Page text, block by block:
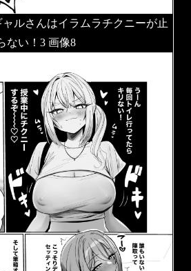
ルさんはイラムラチクニーが止
ない！3 画像8